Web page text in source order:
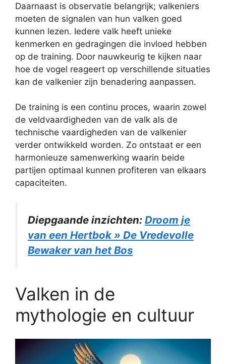
Daarnaast is observatie belangrijk; valkeniers
moeten de signalen van hun valken goed
kunnen lezen. Iedere valk heeft unieke
kenmerken en gedragingen die invloed hebben
op de training. Door nauwkeurig te kijken naar
hoe de vogel reageert op verschillende situaties
kan de valkenier zijn benadering aanpassen.
De training is een continu proces, waarin zowel
de veldvaardigheden van de valk als de
technische vaardigheden van de valkenier
verder ontwikkeld worden. Zo ontstaat er een
harmonieuze samenwerking waarin beide
partijen optimaal kunnen profiteren van elkaars
capaciteiten.
Diepgaande inzichten: Droom je
van een Hertbok » De Vredevolle
Bewaker van het Bos
Valken in de
mythologie en cultuur